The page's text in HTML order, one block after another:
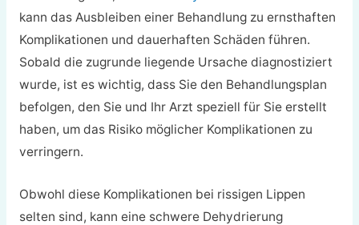
kann das Ausbleiben einer Behandlung zu ernsthaften
Komplikationen und dauerhaften Schäden führen.
Sobald die zugrunde liegende Ursache diagnostiziert
wurde, ist es wichtig, dass Sie den Behandlungsplan
befolgen, den Sie und Ihr Arzt speziell für Sie erstellt
haben, um das Risiko möglicher Komplikationen zu
verringern.
Obwohl diese Komplikationen bei rissigen Lippen
selten sind, kann eine schwere Dehydrierung